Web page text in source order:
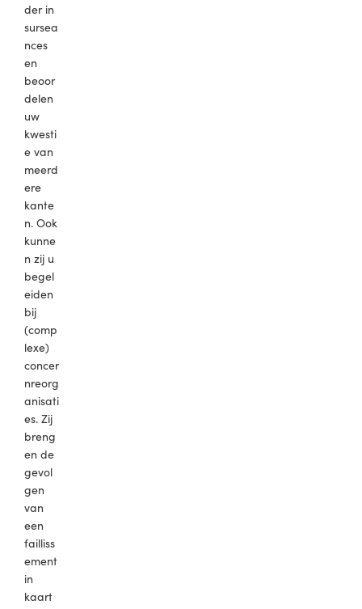
der in
sursea
nces
en
beoor
delen
uw
kwesti
e van
meerd
ere
kante
n. Ook
kunne
n zij u
begel
eiden
bij
(comp
lexe)
concer
nreorg
anisati
es. Zij
breng
en de
gevol
gen
van
een
failliss
ement
in
kaart